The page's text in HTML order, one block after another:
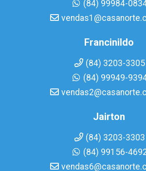
(84) 99984-
Francinildo
(84) 3203-3305
(84) 99949-
Jairton
(84) 3203-3303
(84) 99156-